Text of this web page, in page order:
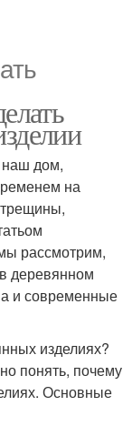
наш дом,
на
трещины,
рассмотрим,
деревянном
и современные
изделиях?
понять, почему
Основные